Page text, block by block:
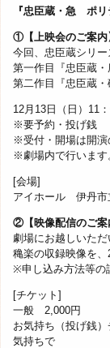
『忠臣蔵・急 ポ
①【上映会のご案内
今回、忠臣蔵シリー
第一作目『忠臣蔵
第二作目『忠臣蔵
12月13日（日）11
※要予約・投げ銭
※受付・開場は開演
※劇場内で行います
[会場]
アイホール 伊丹市
②【映像配信のご案
劇場にお越しいた
穐楽の収録映像を、
※申し込み方法等の
[チケット]
一般 2,000円
お気持ち（投げ銭
気持ちで